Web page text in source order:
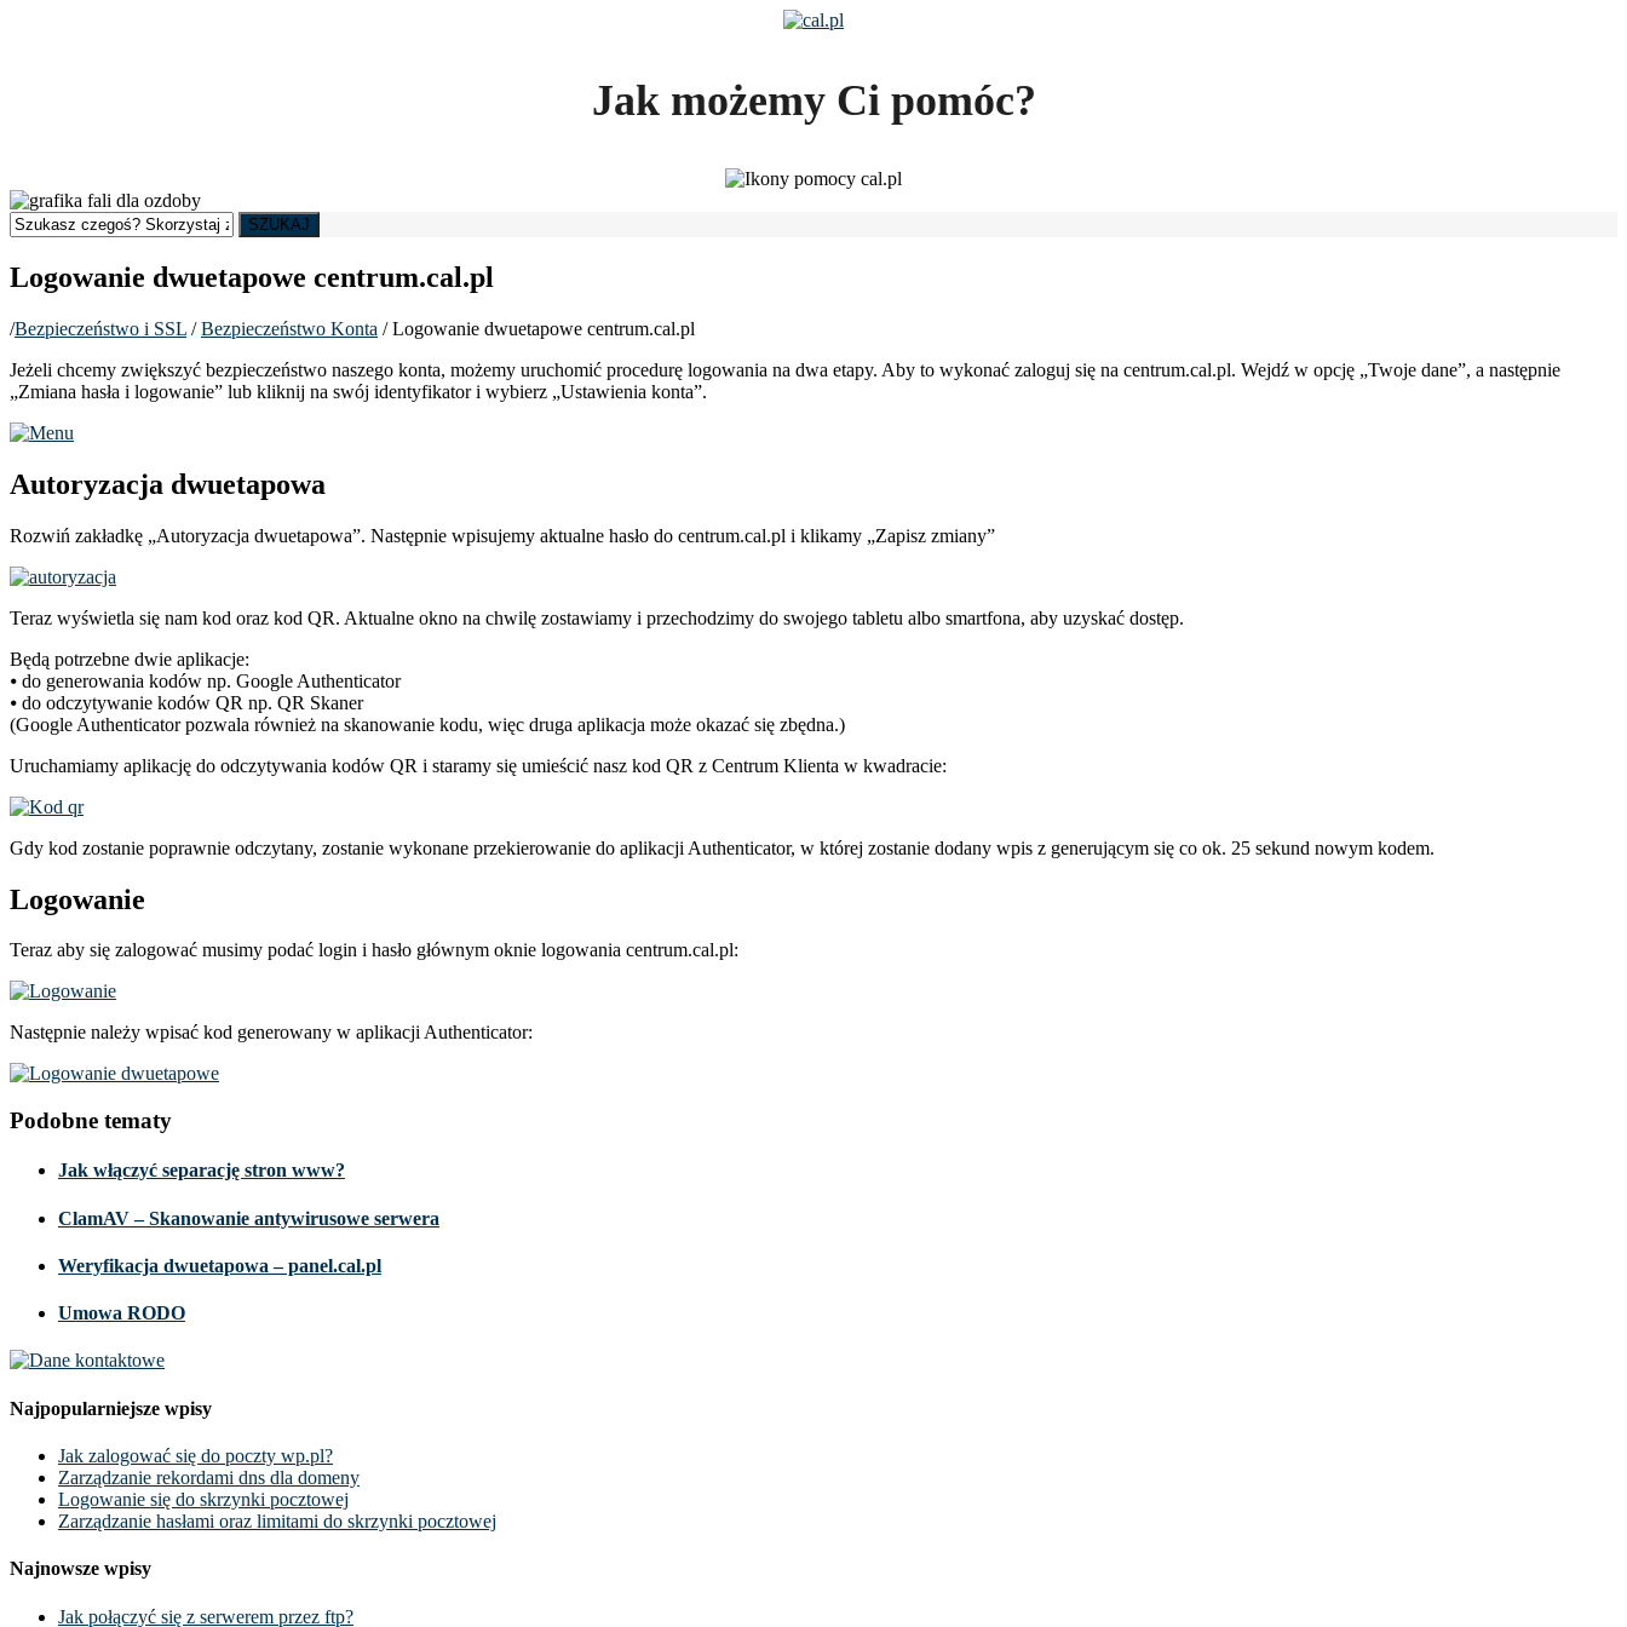
Jak możemy Ci pomóc?
SZUKAJ
Logowanie dwuetapowe centrum.cal.pl
/Bezpieczeństwo i SSL / Bezpieczeństwo Konta /Logowanie dwuetapowe centrum.cal.pl
Jeżeli chcemy zwiększyć bezpieczeństwo naszego konta, możemy uruchomić procedurę logowania na dwa etapy. Aby to wykonać zaloguj się na centrum.cal.pl. Wejdź w opcję „Twoje dane”, a następnie
„Zmiana hasła i logowanie” lub kliknij na swój identyfikator i wybierz „Ustawienia konta”.
Autoryzacja dwuetapowa
Rozwiń zakładkę „Autoryzacja dwuetapowa”. Następnie wpisujemy aktualne hasło do centrum.cal.pl i klikamy „Zapisz zmiany”
Teraz wyświetla się nam kod oraz kod QR. Aktualne okno na chwilę zostawiamy i przechodzimy do swojego tabletu albo smartfona, aby uzyskać dostęp.
Będą potrzebne dwie aplikacje:
⦁ do generowania kodów np. Google Authenticator
⦁ do odczytywanie kodów QR np. QR Skaner
(Google Authenticator pozwala również na skanowanie kodu, więc druga aplikacja może okazać się zbędna.)
Uruchamiamy aplikację do odczytywania kodów QR i staramy się umieścić nasz kod QR z Centrum Klienta w kwadracie:
Gdy kod zostanie poprawnie odczytany, zostanie wykonane przekierowanie do aplikacji Authenticator, w której zostanie dodany wpis z generującym się co ok. 25 sekund nowym kodem.
Logowanie
Teraz aby się zalogować musimy podać login i hasło głównym oknie logowania centrum.cal.pl:
Następnie należy wpisać kod generowany w aplikacji Authenticator:
Podobne tematy
Jak włączyć separację stron www?
ClamAV – Skanowanie antywirusowe serwera
Weryfikacja dwuetapowa – panel.cal.pl
Umowa RODO
Najpopularniejsze wpisy
Jak zalogować się do poczty wp.pl?
Zarządzanie rekordami dns dla domeny
Logowanie się do skrzynki pocztowej
Zarządzanie hasłami oraz limitami do skrzynki pocztowej
Najnowsze wpisy
Jak połączyć się z serwerem przez ftp?